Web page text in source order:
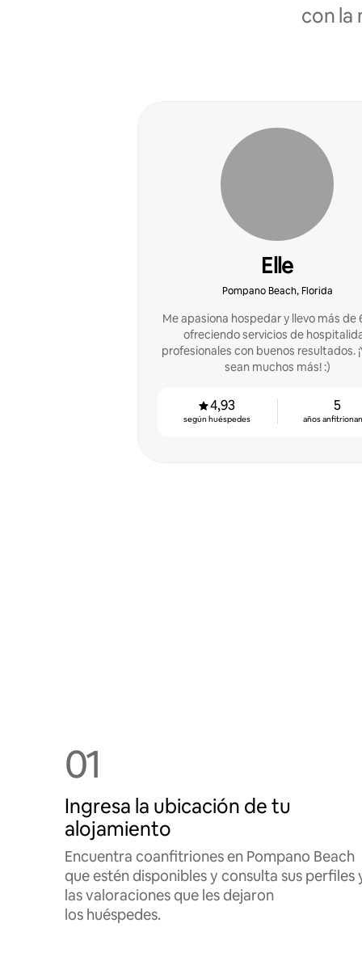
con la
Elle
Pompano Beach, Florida
Me apasiona hospedar y llevo más de
ofreciendo servicios de
profesionales con buenos resultados.
sean muchos más! :)
4,93
según huéspedes
5
años
01
Ingresa la ubicación de tu
alojamiento
Encuentra coanfitriones en Pompano Beach
que estén disponibles y consulta sus perfiles
las valoraciones que les dejaron
los huéspedes.